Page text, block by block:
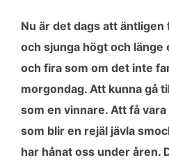
Nu är det dags att äntligen
och sjunga högt och
och fira som om det inte
morgondag. Att kunna gå
som en vinnare. Att få
som blir en rejäl jävla
har hånat oss under åren.